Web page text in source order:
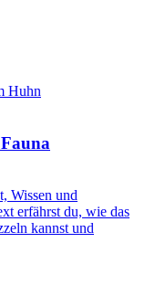
Wissen und
erfährst du, wie das
kannst und